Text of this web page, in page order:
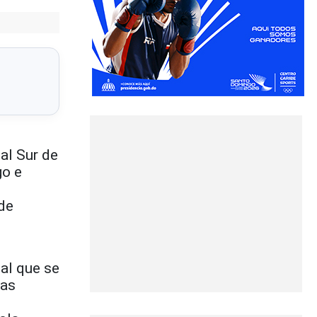
Sur de
e
que se